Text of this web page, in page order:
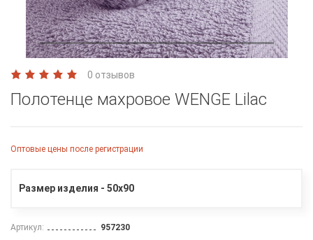
0 отзывов
Полотенце махровое WENGE Lilac
Оптовые цены после регистрации
Размер изделия - 50х90
Артикул: 957230